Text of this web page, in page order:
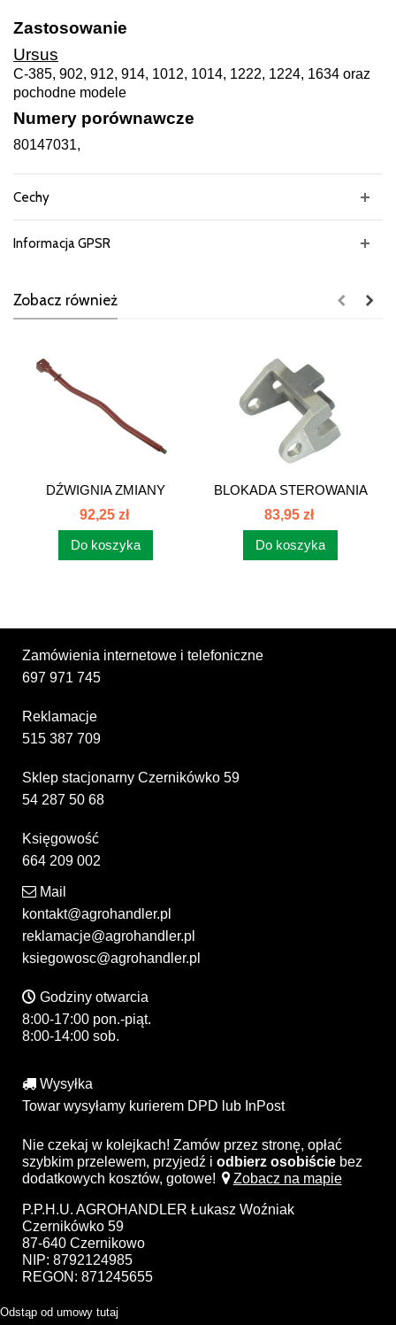
Zastosowanie
Ursus
C-385, 902, 912, 914, 1012, 1014, 1222, 1224, 1634 oraz
pochodne modele
Numery porównawcze
80147031,
Cechy
Informacja GPSR
Zobacz również
DŹWIGNIA ZMIANY
BIEGÓW C385...
92,25 zł
Do koszyka
BLOKADA STEROWANIA
SKRZ.C385....
83,95 zł
Do koszyka
Zamówienia internetowe i telefoniczne
697 971 745
Reklamacje
515 387 709
Sklep stacjonarny Czernikówko 59
54 287 50 68
Księgowość
664 209 002
Mail
kontakt@agrohandler.pl
reklamacje@agrohandler.pl
ksiegowosc@agrohandler.pl
Godziny otwarcia
8:00-17:00 pon.-piąt.
8:00-14:00 sob.
Wysyłka
Towar wysyłamy kurierem DPD lub InPost
Nie czekaj w kolejkach! Zamów przez stronę, opłać
szybkim przelewem, przyjedź i odbierz osobiście bez
dodatkowych kosztów, gotowe!
Zobacz na mapie
P.P.H.U. AGROHANDLER Łukasz Woźniak
Czernikówko 59
87-640 Czernikowo
NIP: 8792124985
REGON: 871245655
Odstąp od umowy tutaj